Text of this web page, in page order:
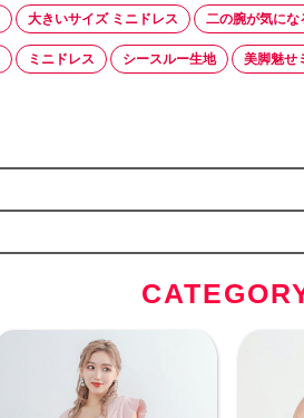
大きいサイズ ミニドレス 二の腕が気にな
ミニドレス シースルー生地 美脚魅せ